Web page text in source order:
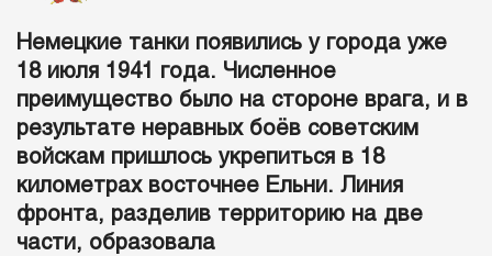
Немецкие танки появились у города уже
18 июля 1941 года. Численное
преимущество было на стороне врага, и в
результате неравных боёв советским
войскам пришлось укрепиться в 18
километрах восточнее Ельни. Линия
фронта, разделив территорию на две
части, образовала